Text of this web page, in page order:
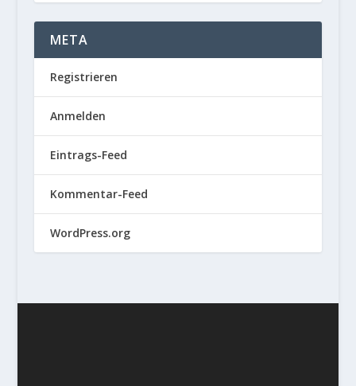
META
Registrieren
Anmelden
Eintrags-Feed
Kommentar-Feed
WordPress.org